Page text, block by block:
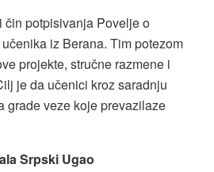
čin potpisivanja Povelje o
iz Berana. Tim potezom
projekte, stručne razmene i
je da učenici kroz saradnju
grade veze koje prevazilaze
Srpski Ugao